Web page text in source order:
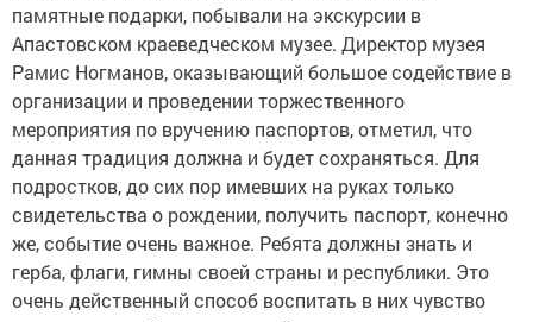
памятные подарки, побывали на экскурсии в
Апастовском краеведческом музее. Директор музея
Рамис Ногманов, оказывающий большое содействие в
организации и проведении торжественного
мероприятия по вручению паспортов, отметил, что
данная традиция должна и будет сохраняться. Для
подростков, до сих пор имевших на руках только
свидетельства о рождении, получить паспорт, конечно
же, событие очень важное. Ребята должны знать и
герба, флаги, гимны своей страны и республики. Это
очень действенный способ воспитать в них чувство